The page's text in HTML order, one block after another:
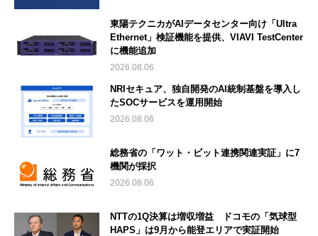
東陽テクニカがAIデータセンター向け「Ultra
Ethernet」検証機能を提供、VIAVI TestCenter
に機能追加
2026.08.06
NRIセキュア、独自開発のAI統制基盤を導入し
たSOCサービスを運用開始
2026.08.06
総務省の「ワット・ビット連携関連実証」に7
機関が採択
2026.08.06
NTTの1Q決算は増収増益 ドコモの「気球型
HAPS」は9月から能登エリアで実証開始